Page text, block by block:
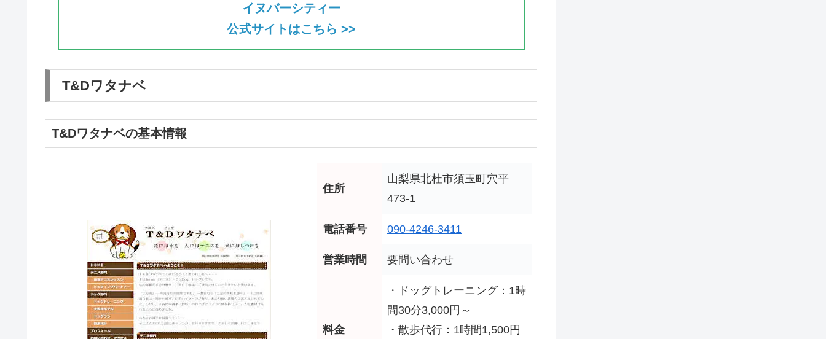
イヌバーシティー
公式サイトはこちら >>
T&Dワタナベ
T&Dワタナベの基本情報
住所
山梨県北杜市須玉町穴平
473-1
電話番号 090-4246-3411
営業時間 要問い合わせ
料金
・ドッグトレーニング：1時
間30分3,000円～
・散歩代行：1時間1,500円